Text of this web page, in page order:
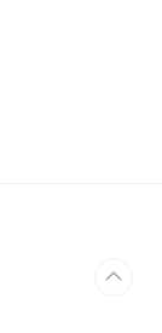
된 심볼은